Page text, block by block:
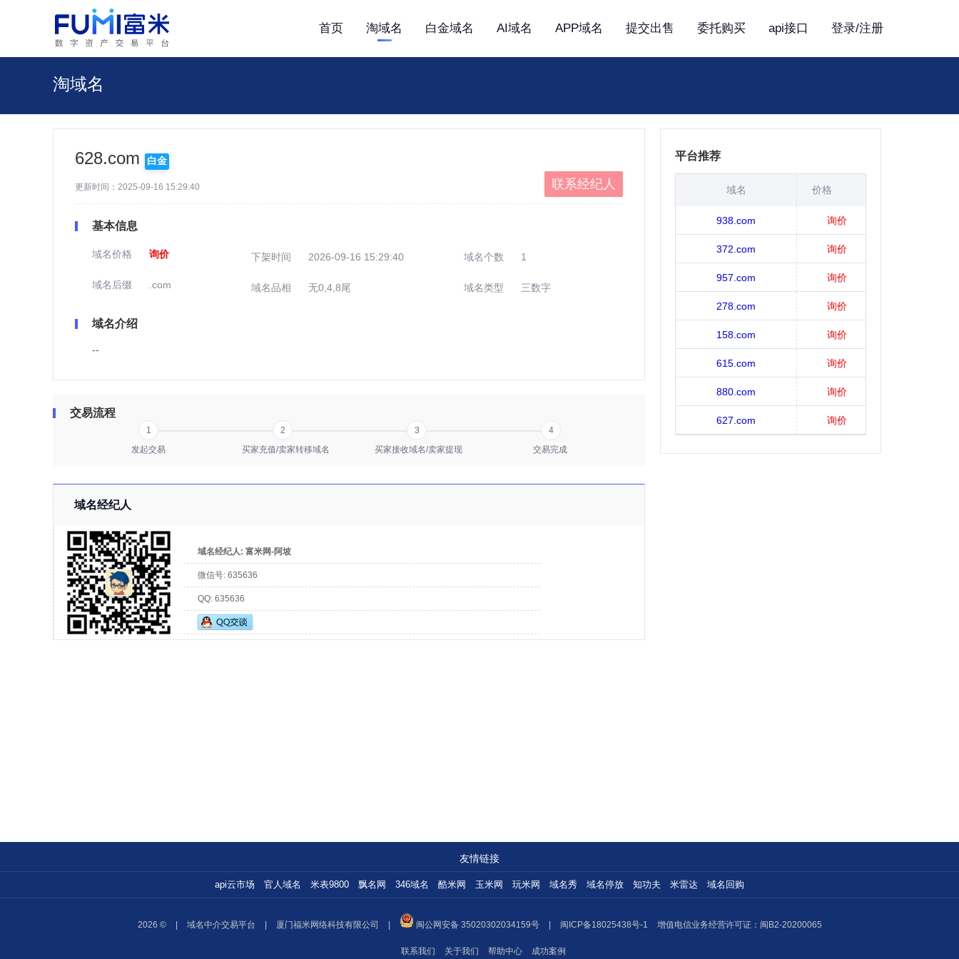
首页 淘域名 白金域名 AI域名 APP域名 提交出售 委托购买 api接口 登录/注册
淘域名
628.com 白金
更新时间：2025-09-16 15:29:40 联系经纪人
基本信息
域名价格 询价 下架时间 2026-09-16 15:29:40 域名个数 1
域名后缀 .com 域名品相 无0,4,8尾 域名类型 三数字
域名介绍
--
交易流程
1 2 3
4
发起交易
买家充值/卖家转移域名 买家接收域名/卖家提现 交易完成
域名经纪人
域名经纪人: 富米网-阿坡
微信号: 635636
QQ: 635636
平台推荐
域名 价格
938.com 询价
372.com 询价
957.com 询价
278.com 询价
158.com 询价
615.com 询价
880.com 询价
627.com 询价
友情链接
api云市场 官人域名 米表9800 飘名网 346域名 酷米网 玉米网 玩米网 域名秀 域名停放 知功夫 米雷达 域名回购
2026 © 域名中介交易平台 厦门福米网络科技有限公司 闽公网安备 35020302034159号 闽ICP备18025438号-1 增值电信业务经营许可证：闽B2-20200065
联系我们 关于我们 帮助中心 成功案例